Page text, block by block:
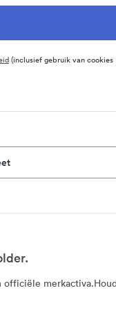
(inclusief gebruik van cookies
officiële